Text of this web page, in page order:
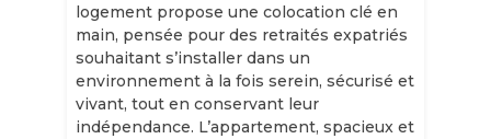
logement propose une colocation clé en
main, pensée pour des retraités expatriés
souhaitant s’installer dans un
environnement à la fois serein, sécurisé et
vivant, tout en conservant leur
indépendance. L’appartement, spacieux et